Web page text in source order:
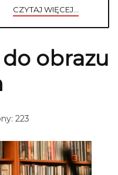
CZYTAJ WIĘCEJ...
obrazu
223